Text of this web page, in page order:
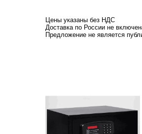
Цены указаны без НДС
Доставка по России не
​Предложение не является